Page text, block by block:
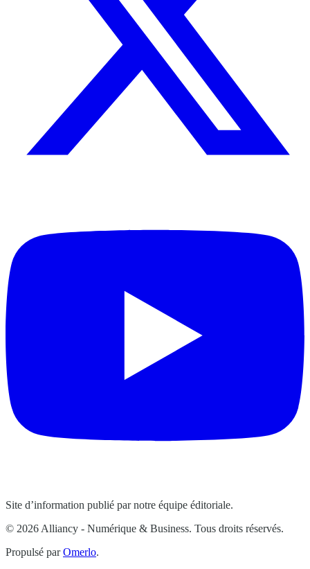
Site d’information publié par notre équipe éditoriale.
© 2026 Alliancy - Numérique & Business. Tous droits réservés.
Propulsé parOmerlo.